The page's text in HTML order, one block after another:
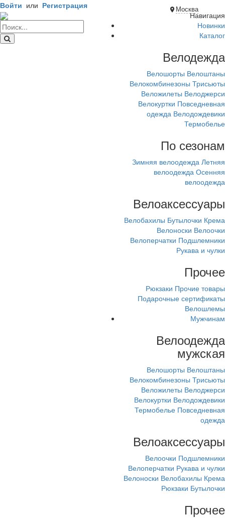
Москва
Войти или Регистрация
Навигация
Новинки
Каталог
Велодежда
Велошорты Велоштаны
Велокомбинезоны Трисьюты
Веложилеты Велоджерси
Велокуртки Повседневная
одежда Велодождевики
Термобелье
По сезонам
Зимняя велоодежда Летняя
велоодежда Осенняя
велоодежда
Велоаксессуары
Велобахилы Бутылочки Крема
Велоноски Велоочки
Велоперчатки Подшлемники
Рукава и чулки
Прочее
Рюкзаки Прочие товары
Подарочные сертификаты
Велошлемы
Мужчинам
Велоодежда
мужская
Велошорты Велоштаны
Велокомбинезоны Трисьюты
Веложилеты Велоджерси
Велокуртки Велодождевики
Термобелье Повседневная
одежда
Велоаксессуары
Велоочки Подшлемники
Велоперчатки Рукава и чулки
Велоноски Велобахилы Крема
Рюкзаки Бутылочки
Прочее